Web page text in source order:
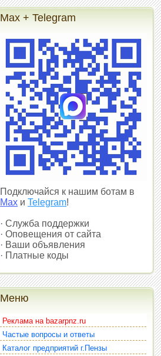
Max + Telegram
Подключайся к нашим ботам в
Max и Telegram!
· Служба поддержки
· Оповещения от сайта
· Ваши объявления
· Платные коды
Меню
Реклама на bazarpnz.ru
Частые вопросы и ответы
Каталог предприятий г.Пензы